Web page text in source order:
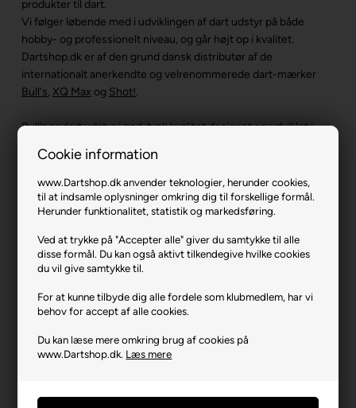
Cookie information
www.Dartshop.dk anvender teknologier, herunder cookies,
til at indsamle oplysninger omkring dig til forskellige formål.
Herunder funktionalitet, statistik og markedsføring.
Ved at trykke på "Accepter alle" giver du samtykke til alle
disse formål. Du kan også aktivt tilkendegive hvilke cookies
du vil give samtykke til.
For at kunne tilbyde dig alle fordele som klubmedlem, har vi
behov for accept af alle cookies.
Du kan læse mere omkring brug af cookies på
www.Dartshop.dk. Læs mere
produkter til dart.
Vi følger løbende med i udviklingen af dart udstyr på både
hobby- og professionelt niveau, og går højt op i kvalitet.
Dartshop.dk er af den grund dansk distributør af de
internationalt anerkendte og velrenommerede dart-mærker
Bull's, XQ Max og Shot!.
Bull’s er dart udstyr i god, tysk kvalitet designet og udviklet i
eksisteret siden 1992. SHOT! har en lidt længere historie og
blev grundlagt i New Zealand i 1970’erne af den passionerede
dartentusiast John McCormick. XQ Max er med opstart i 2007
et af de yngste varemærker inden for dart udstyr og står bl.a.
med dartstjernen Michael van Gerwens logo. Bull's, XQ Max og
Shot! er alle kendetegnet ved dart udstyr i høj kvalitet til lave